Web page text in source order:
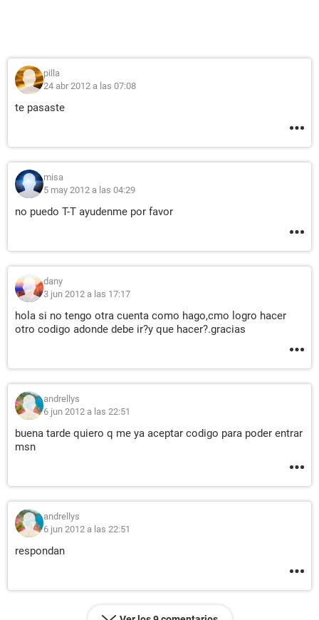
pilla
24 abr 2012 a las 07:08
te pasaste
misa
5 may 2012 a las 04:29
no puedo T-T ayudenme por favor
dany
3 jun 2012 a las 17:17
hola si no tengo otra cuenta como hago,cmo logro hacer
otro codigo adonde debe ir?y que hacer?.gracias
andrellys
6 jun 2012 a las 22:51
buena tarde quiero q me ya aceptar codigo para poder entrar
msn
andrellys
6 jun 2012 a las 22:51
respondan